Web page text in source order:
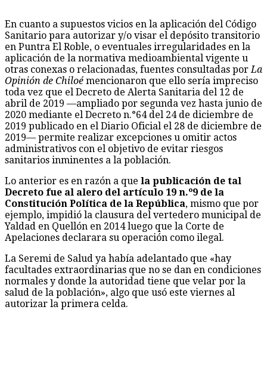
En cuanto a supuestos vicios en la aplicación del Código
Sanitario para autorizar y/o visar el depósito transitorio
en Puntra El Roble, o eventuales irregularidades en la
aplicación de la normativa medioambiental vigente u
otras conexas o relacionadas, fuentes consultadas por La
Opinión de Chiloé mencionaron que ello sería impreciso
toda vez que el Decreto de Alerta Sanitaria del 12 de
abril de 2019 —ampliado por segunda vez hasta junio de
2020 mediante el Decreto n.°64 del 24 de diciembre de
2019 publicado en el Diario Oficial el 28 de diciembre de
2019— permite realizar excepciones u omitir actos
administrativos con el objetivo de evitar riesgos
sanitarios inminentes a la población.
Lo anterior es en razón a que la publicación de tal
Decreto fue al alero del artículo 19 n.º9 de la
Constitución Política de la República, mismo que por
ejemplo, impidió la clausura del vertedero municipal de
Yaldad en Quellón en 2014 luego que la Corte de
Apelaciones declarara su operación como ilegal.
La Seremi de Salud ya había adelantado que «hay
facultades extraordinarias que no se dan en condiciones
normales y donde la autoridad tiene que velar por la
salud de la población», algo que usó este viernes al
autorizar la primera celda.